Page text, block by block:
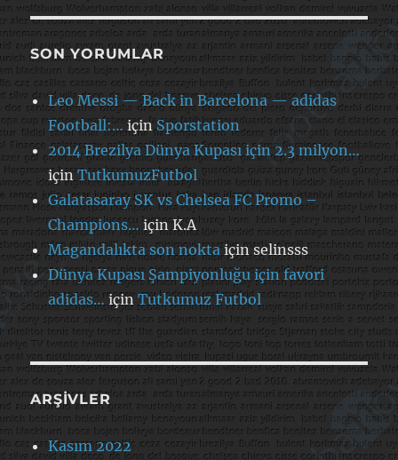
SON YORUMLAR
Leo Messi — Back in Barcelona — adidas
Football:… içinSporstation
2014 Brezilya Dünya Kupası için 2.3 milyon…
içinTutkumuzFutbol
Galatasaray SK vs Chelsea FC Promo –
Champions… içinK.A
Magandalıkta son noktaiçinselinsss
Dünya Kupası Şampiyonluğu için favori
adidas…içinTutkumuz Futbol
ARŞIVLER
Kasım 2022